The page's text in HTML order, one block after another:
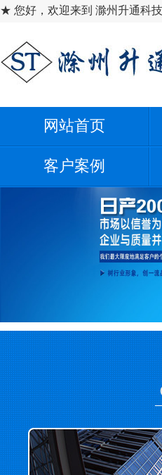
★ 您好，欢迎来到 滁州升通科技
网站首页
客户案例